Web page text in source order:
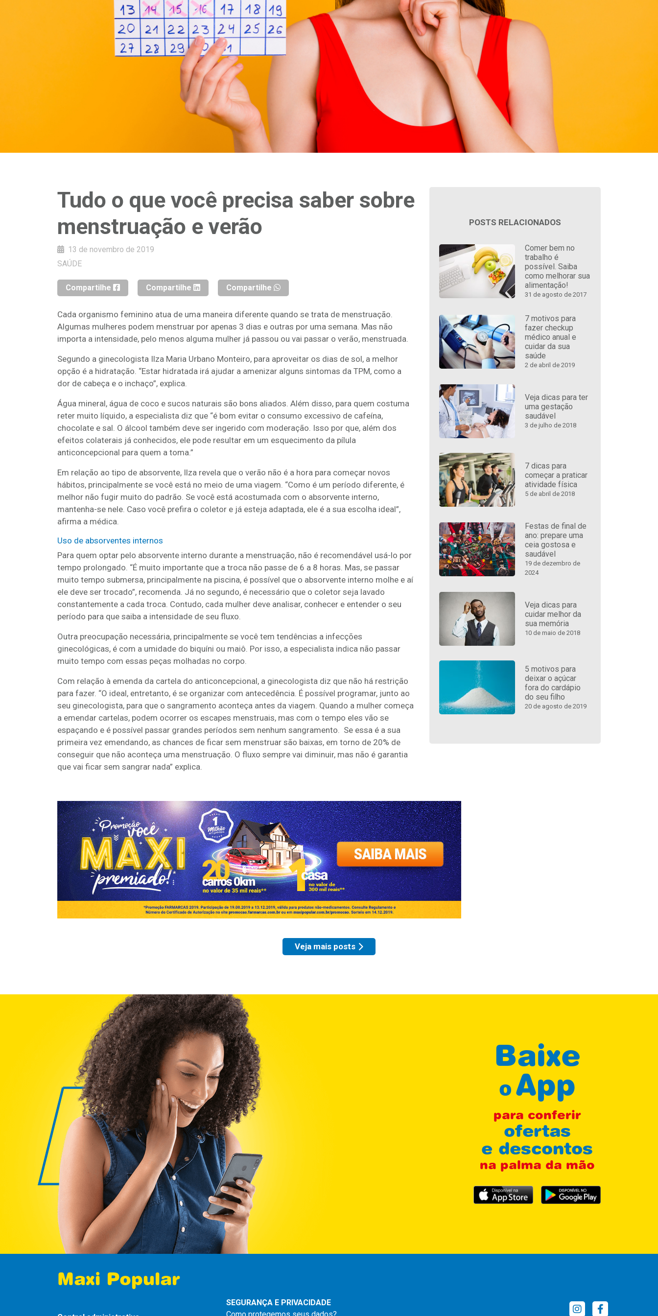
Tudo o que você precisa saber sobre
menstruação e verão
13 de novembro de 2019
SAÚDE
Compartilhe Compartilhe Compartilhe
Cada organismo feminino atua de uma maneira diferente quando se trata de menstruação.
Algumas mulheres podem menstruar por apenas 3 dias e outras por uma semana. Mas não
importa a intensidade, pelo menos alguma mulher já passou ou vai passar o verão, menstruada.
Segundo a ginecologista Ilza Maria Urbano Monteiro, para aproveitar os dias de sol, a melhor
opção é a hidratação. “Estar hidratada irá ajudar a amenizar alguns sintomas da TPM, como a
dor de cabeça e o inchaço”, explica.
Água mineral, água de coco e sucos naturais são bons aliados. Além disso, para quem costuma
reter muito líquido, a especialista diz que “é bom evitar o consumo excessivo de cafeína,
chocolate e sal. O álcool também deve ser ingerido com moderação. Isso por que, além dos
efeitos colaterais já conhecidos, ele pode resultar em um esquecimento da pílula
anticoncepcional para quem a toma.”
Em relação ao tipo de absorvente, Ilza revela que o verão não é a hora para começar novos
hábitos, principalmente se você está no meio de uma viagem. “Como é um período diferente, é
melhor não fugir muito do padrão. Se você está acostumada com o absorvente interno,
mantenha-se nele. Caso você prefira o coletor e já esteja adaptada, ele é a sua escolha ideal”,
afirma a médica.
Uso de absorventes internos
Para quem optar pelo absorvente interno durante a menstruação, não é recomendável usá-lo por
tempo prolongado. “É muito importante que a troca não passe de 6 a 8 horas. Mas, se passar
muito tempo submersa, principalmente na piscina, é possível que o absorvente interno molhe e aí
ele deve ser trocado”, recomenda. Já no segundo, é necessário que o coletor seja lavado
constantemente a cada troca. Contudo, cada mulher deve analisar, conhecer e entender o seu
período para que saiba a intensidade de seu fluxo.
Outra preocupação necessária, principalmente se você tem tendências a infecções
ginecológicas, é com a umidade do biquíni ou maiô. Por isso, a especialista indica não passar
muito tempo com essas peças molhadas no corpo.
Com relação à emenda da cartela do anticoncepcional, a ginecologista diz que não há restrição
para fazer. “O ideal, entretanto, é se organizar com antecedência. É possível programar, junto ao
seu ginecologista, para que o sangramento aconteça antes da viagem. Quando a mulher começa
a emendar cartelas, podem ocorrer os escapes menstruais, mas com o tempo eles vão se
espaçando e é possível passar grandes períodos sem nenhum sangramento. Se essa é a sua
primeira vez emendando, as chances de ficar sem menstruar são baixas, em torno de 20% de
conseguir que não aconteça uma menstruação. O fluxo sempre vai diminuir, mas não é garantia
que vai ficar sem sangrar nada” explica.
POSTS RELACIONADOS
Comer bem no
trabalho é
possível. Saiba
como melhorar sua
alimentação!
31 de agosto de 2017
7 motivos para
fazer checkup
médico anual e
cuidar da sua
saúde
2 de abril de 2019
Veja dicas para ter
uma gestação
saudável
3 de julho de 2018
7 dicas para
começar a praticar
atividade física
5 de abril de 2018
Festas de final de
ano: prepare uma
ceia gostosa e
saudável
19 de dezembro de
2024
Veja dicas para
cuidar melhor da
sua memória
10 de maio de 2018
5 motivos para
deixar o açúcar
fora do cardápio
do seu filho
20 de agosto de 2019
Veja mais posts
Baixe
oApp
para conferir
ofertas
e descontos
na palma da mão
Maxi Popular
SEGURANÇA E PRIVACIDADE